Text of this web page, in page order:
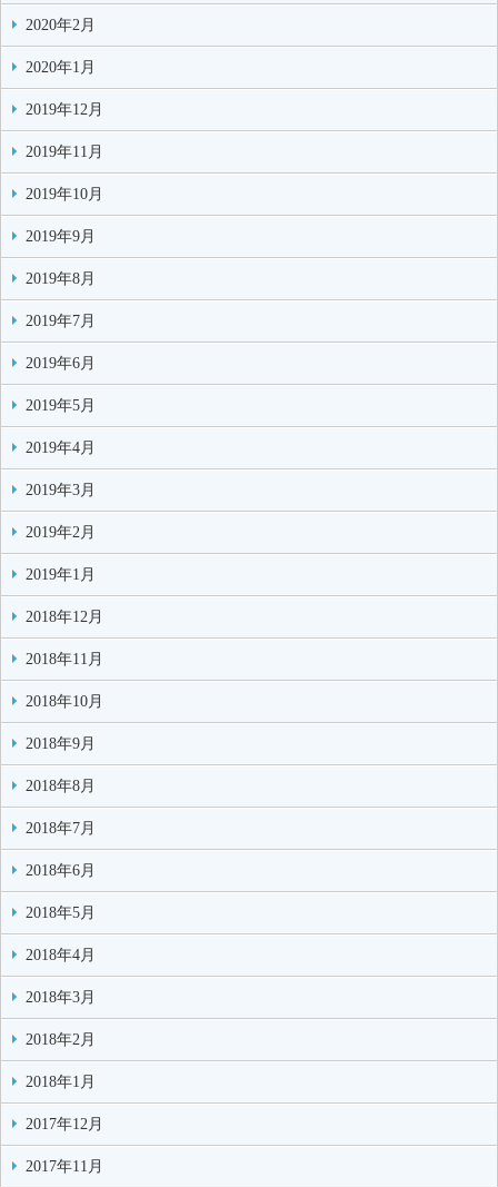
2020年2月
2020年1月
2019年12月
2019年11月
2019年10月
2019年9月
2019年8月
2019年7月
2019年6月
2019年5月
2019年4月
2019年3月
2019年2月
2019年1月
2018年12月
2018年11月
2018年10月
2018年9月
2018年8月
2018年7月
2018年6月
2018年5月
2018年4月
2018年3月
2018年2月
2018年1月
2017年12月
2017年11月